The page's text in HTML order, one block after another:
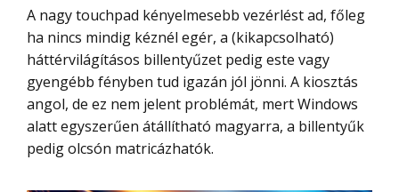
A nagy touchpad kényelmesebb vezérlést ad, főleg
ha nincs mindig kéznél egér, a (kikapcsolható)
háttérvilágításos billentyűzet pedig este vagy
gyengébb fényben tud igazán jól jönni. A kiosztás
angol, de ez nem jelent problémát, mert Windows
alatt egyszerűen átállítható magyarra, a billentyűk
pedig olcsón matricázhatók.